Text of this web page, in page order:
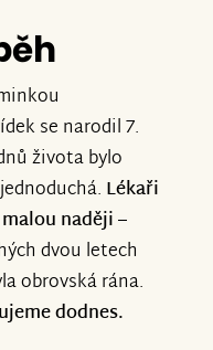
se narodil 7.
života bylo
Lékaři
naději–
dvou letech
obrovská rána.
dodnes.